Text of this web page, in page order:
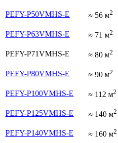
PEFY-P50VMHS-E
≈ 56 м2
PEFY-P63VMHS-E
≈ 71 м2
PEFY-P71VMHS-E
≈ 80 м2
PEFY-P80VMHS-E
≈ 90 м2
PEFY-P100VMHS-E
≈ 112 м2
PEFY-P125VMHS-E
≈ 140 м2
PEFY-P140VMHS-E
≈ 160 м2